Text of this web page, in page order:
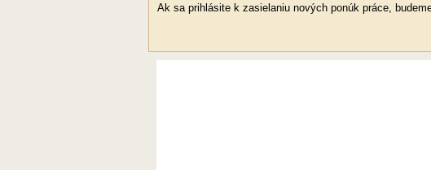
Ak sa prihlásite k zasielaniu nových ponúk práce,